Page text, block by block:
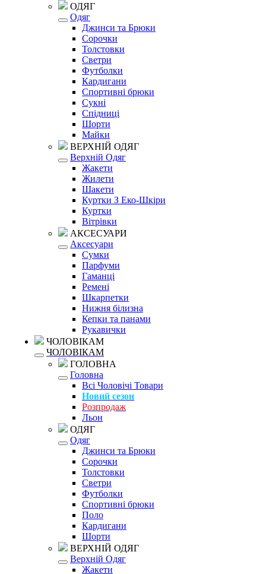
ОДЯГ
Одяг
Джинси та Брюки
Сорочки
Толстовки
Светри
Футболки
Кардигани
Спортивні брюки
Сукні
Спідниці
Шорти
Майки
ВЕРХНІЙ ОДЯГ
Верхній Одяг
Жакети
Жилети
Шакети
Куртки З Еко-Шкіри
Куртки
Вітрівки
АКСЕСУАРИ
Аксесуари
Сумки
Парфуми
Гаманці
Ремені
Шкарпетки
Нижня білизна
Кепки та панами
Рукавички
ЧОЛОВІКАМ
ЧОЛОВІКАМ
ГОЛОВНА
Головна
Всі Чоловічі Товари
Новий сезон
Розпродаж
Льон
ОДЯГ
Одяг
Джинси та Брюки
Сорочки
Толстовки
Светри
Футболки
Спортивні брюки
Поло
Кардигани
Шорти
ВЕРХНІЙ ОДЯГ
Верхній Одяг
Жакети